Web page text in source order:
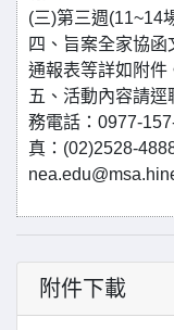
(三)第三週(11~14
四、旨案全家協
通報表等詳如附件
五、活動內容請
務電話：0977-
真：(02)2528-
附件下載